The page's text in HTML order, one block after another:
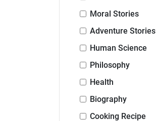
Moral Stories
Adventure Stories
Human Science
Philosophy
Health
Biography
Cooking Recipe